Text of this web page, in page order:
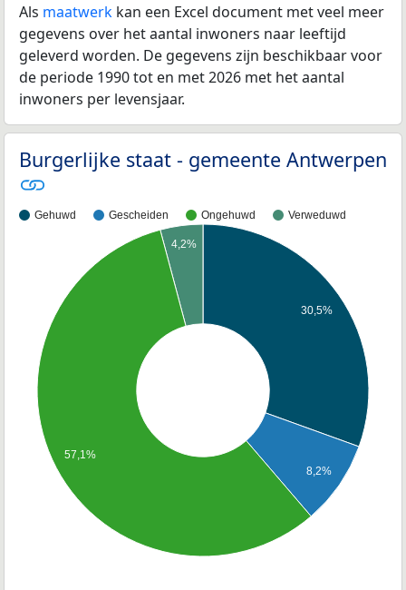
Als maatwerk kan een Excel document met veel meer
gegevens over het aantal inwoners naar leeftijd
geleverd worden. De gegevens zijn beschikbaar voor
de periode 1990 tot en met 2026 met het aantal
inwoners per levensjaar.
Burgerlijke staat - gemeente Antwerpen
Gehuwd Gescheiden Ongehuwd Verweduwd
30,5%
8,2%
4,2%
57,1%